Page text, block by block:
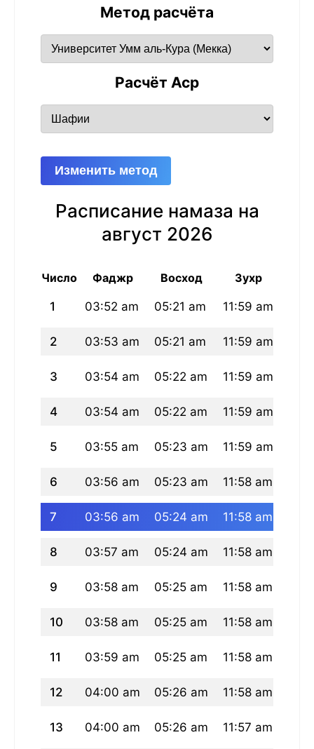
Метод расчёта
Расчёт Аср
Изменить метод
Расписание намаза на
август 2026
Число Фаджр Восход Зухр
1 03:52 am 05:21 am 11:59 am
2 03:53 am 05:21 am 11:59 am
3 03:54 am 05:22 am 11:59 am
4 03:54 am 05:22 am 11:59 am
5 03:55 am 05:23 am 11:59 am
6 03:56 am 05:23 am 11:58 am
7 03:56 am 05:24 am 11:58 am
8 03:57 am 05:24 am 11:58 am
9 03:58 am 05:25 am 11:58 am
10 03:58 am 05:25 am 11:58 am
11 03:59 am 05:25 am 11:58 am
12 04:00 am 05:26 am 11:58 am
13 04:00 am 05:26 am 11:57 am